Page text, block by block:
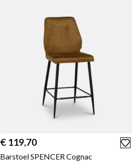
€ 119,70
Barstoel SPENCER Cognac